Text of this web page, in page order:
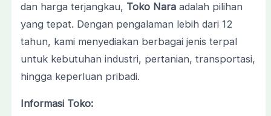
dan harga terjangkau, Toko Naraadalah pilihan
yang tepat. Dengan pengalaman lebih dari 12
tahun, kami menyediakan berbagai jenis terpal
untuk kebutuhan industri, pertanian, transportasi,
hingga keperluan pribadi.
Informasi Toko: